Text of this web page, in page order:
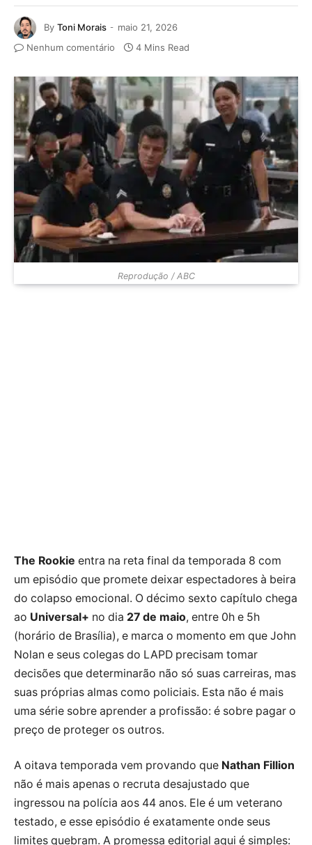
By Toni Morais
maio 21, 2026
Nenhum comentário
4 Mins Read
Reprodução / ABC
The Rookie entra na reta final da temporada 8 com
um episódio que promete deixar espectadores à beira
do colapso emocional. O décimo sexto capítulo chega
ao Universal+ no dia 27 de maio, entre 0h e 5h
(horário de Brasília), e marca o momento em que John
Nolan e seus colegas do LAPD precisam tomar
decisões que determinarão não só suas carreiras, mas
suas próprias almas como policiais. Esta não é mais
uma série sobre aprender a profissão: é sobre pagar o
preço de proteger os outros.
A oitava temporada vem provando que Nathan Fillion
não é mais apenas o recruta desajustado que
ingressou na polícia aos 44 anos. Ele é um veterano
testado, e esse episódio é exatamente onde seus
limites quebram. A promessa editorial aqui é simples: